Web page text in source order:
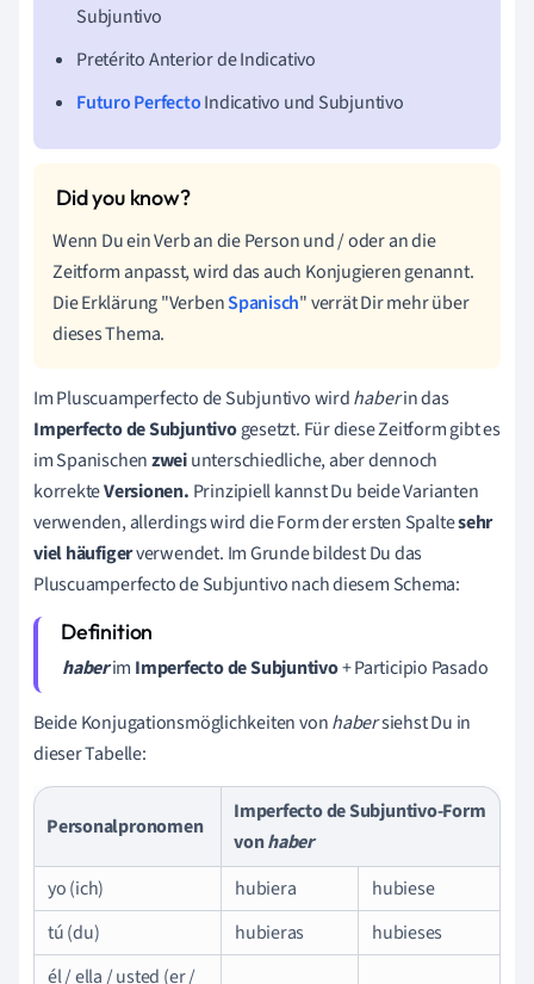
Subjuntivo
Pretérito Anterior de Indicativo
Futuro PerfectoIndicativo und Subjuntivo
Wenn Du ein Verb an die Person und / oder an die
Zeitform anpasst, wird das auch Konjugieren genannt.
Die Erklärung "VerbenSpanisch" verrät Dir mehr über
dieses Thema.
Im Pluscuamperfecto de Subjuntivo wirdhaberin das
ImperfectodeSubjuntivogesetzt. Für diese Zeitform gibt es
im Spanischenzweiunterschiedliche, aber dennoch
korrekteVersionen. Prinzipiell kannst Du beide Varianten
verwenden, allerdings wird die Form der ersten Spaltesehr
viel häufigerverwendet. Im Grunde bildest Du das
Pluscuamperfecto de Subjuntivo nach diesem Schema:
haberim ImperfectodeSubjuntivo+ Participio Pasado
Beide Konjugationsmöglichkeiten vonhabersiehst Du in
dieser Tabelle:
Personalpronomen
Imperfecto de Subjuntivo-Form
vonhaber
yo (ich)
hubiera
hubiese
tú (du)
hubieras
hubieses
él / ella / usted (er /